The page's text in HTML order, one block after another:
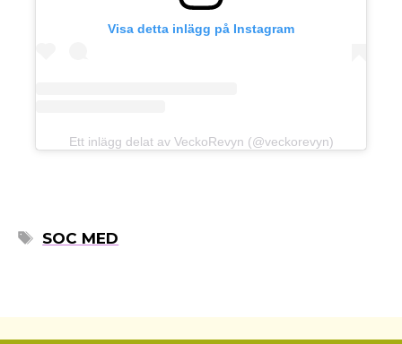
Visa detta inlägg på Instagram
Ett inlägg delat av VeckoRevyn (@veckorevyn)
ETIKETTER
SOC MED